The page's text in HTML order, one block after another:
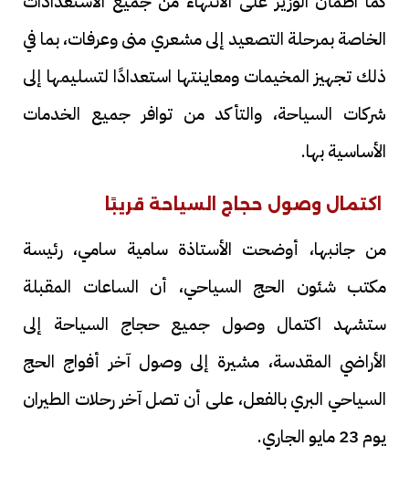
الخاصة بمرحلة التصعيد إلى مشعري منى وعرفات، بما في
ذلك تجهيز المخيمات ومعاينتها استعدادًا لتسليمها إلى
شركات السياحة، والتأكد من توافر جميع الخدمات
الأساسية بها.
اكتمال وصول حجاج السياحة قريبًا
من جانبها، أوضحت الأستاذة سامية سامي، رئيسة
مكتب شئون الحج السياحي، أن الساعات المقبلة
ستشهد اكتمال وصول جميع حجاج السياحة إلى
الأراضي المقدسة، مشيرة إلى وصول آخر أفواج الحج
السياحي البري بالفعل، على أن تصل آخر رحلات الطيران
يوم 23 مايو الجاري.